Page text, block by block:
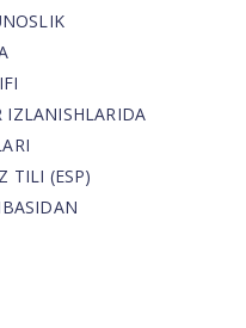
TILI (ESP)